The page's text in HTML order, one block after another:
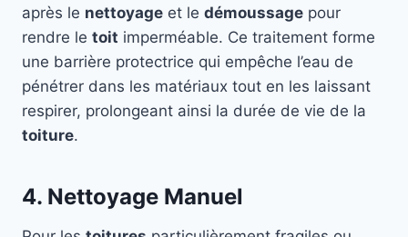
après le nettoyage et le démoussage pour
rendre le toit imperméable. Ce traitement forme
une barrière protectrice qui empêche l’eau de
pénétrer dans les matériaux tout en les laissant
respirer, prolongeant ainsi la durée de vie de la
toiture.
4. Nettoyage Manuel